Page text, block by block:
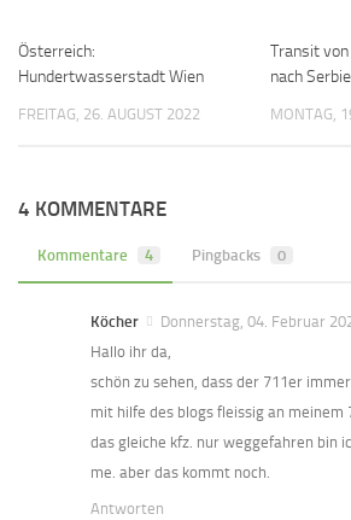
Österreich:
Hundertwasserstadt Wien
FREITAG, 26. AUGUST 2022
Transit
nach
MONTAG,
4 KOMMENTARE
Kommentare 4 Pingbacks 0
Köcher
Donnerstag, 04. Februar
Hallo ihr da,
schön zu sehen, dass der 711er
mit hilfe des blogs fleissig an meinem
das gleiche kfz. nur weggefahren bin
me. aber das kommt noch.
Antworten